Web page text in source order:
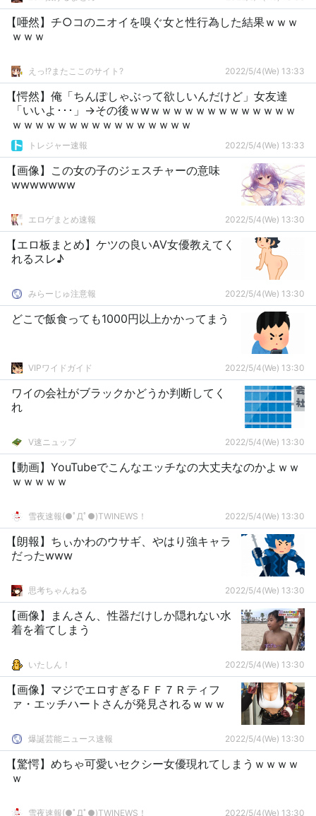
【唖然】チ○コのニオイを嗅ぐ女と性行為した結果ｗｗｗ
ｗｗｗ
えっ!?またここのサイト? 2022/5/4(We) 13:33
【愕然】俺「ちんぽしゃぶって欲しいんだけど」女友達
「いいよ･･･」→その後ｗwｗｗｗｗｗｗｗｗｗｗｗｗｗ
ｗｗｗｗｗｗｗｗｗｗｗｗｗｗｗｗ
トレジャー速報 2022/5/4(We) 13:33
【画像】この女の子のジェスチャーの意味
wwwwwww
エロゲまとめ速報 2022/5/4(We) 13:30
【エロ板まとめ】ケツの良いAV女優教えてく
れるスレ♪
みらーじゅ注意報 2022/5/4(We) 13:30
どこで飯食っても1000円以上かかってまう
VIPワイドガイド 2022/5/4(We) 13:30
ワイの会社がブラックかどうか判断してく
れ
V速ニュップ 2022/5/4(We) 13:30
【動画】YouTubeでこんなエッチなの大丈夫なのかよｗｗ
ｗｗｗｗｗ
雪夜速報(●ﾟДﾟ●)TWINEWS！ 2022/5/4(We) 13:30
【朗報】ちぃかわのウサギ、やはり強キャラ
だったwww
思考ちゃんねる 2022/5/4(We) 13:30
【画像】まんさん、性器だけしか隠れない水
着を着てしまう
いたしん！ 2022/5/4(We) 13:30
【画像】マジでエロすぎるＦＦ７Ｒティフ
ァ・エッチハートさんが発見されるｗｗｗ
爆誕芸能ニュース速報 2022/5/4(We) 13:30
【驚愕】めちゃ可愛いセクシー女優現れてしまうｗｗｗｗ
ｗ
雪夜速報(●ﾟДﾟ●)TWINEWS！ 2022/5/4(We) 13:30